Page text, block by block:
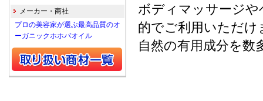
ボディマッサージ
的でご利用いただけ
自然の有用成分を数
メーカー・商社
プロの美容家が選ぶ最高品質のオ
ーガニックホホバオイル